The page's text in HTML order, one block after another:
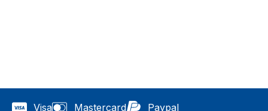
Visa Mastercard Paypal